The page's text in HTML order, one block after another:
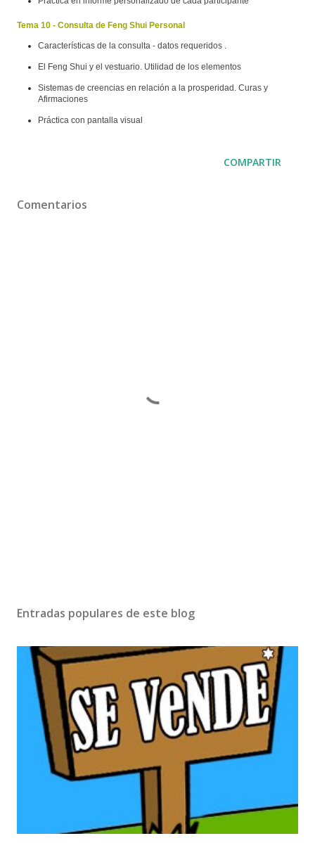
Tema 10 - Consulta de Feng Shui Personal
Características de la consulta - datos requeridos .
El Feng Shui y el vestuario. Utilidad de los elementos
Sistemas de creencias en relación a la prosperidad. Curas y
Afirmaciones
Práctica con pantalla visual
COMPARTIR
Comentarios
Entradas populares de este blog